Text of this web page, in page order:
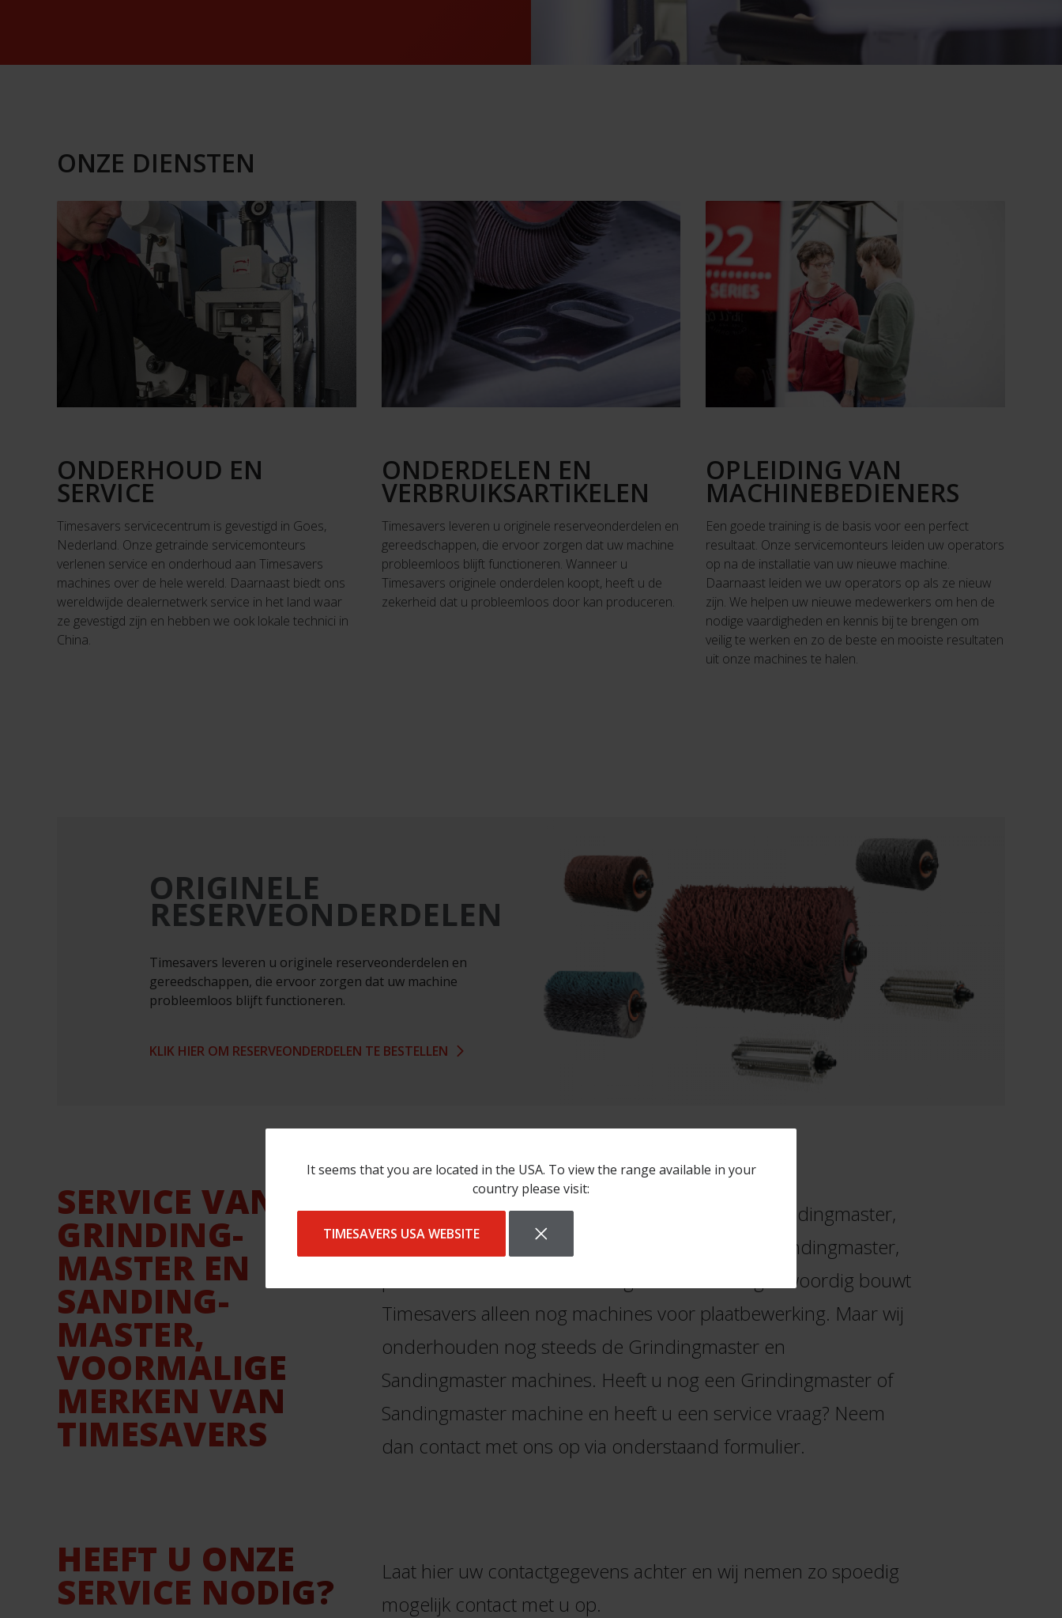
It seems that you are located in the USA. To view the range available in your
country please visit:
TIMESAVERS USA WEBSITE
ONZE DIENSTEN
ONDERHOUD EN
SERVICE
Timesavers servicecentrum is gevestigd in Goes,
Nederland. Onze getrainde servicemonteurs
verlenen service en onderhoud aan Timesavers
machines over de hele wereld. Daarnaast biedt ons
wereldwijde dealernetwerk service in het land waar
ze gevestigd zijn en hebben we ook lokale technici in
China.
ONDERDELEN EN
VERBRUIKSARTIKELEN
Timesavers leveren u originele reserveonderdelen en
gereedschappen, die ervoor zorgen dat uw machine
probleemloos blijft functioneren. Wanneer u
Timesavers originele onderdelen koopt, heeft u de
zekerheid dat u probleemloos door kan produceren.
OPLEIDING VAN
MACHINEBEDIENERS
Een goede training is de basis voor een perfect
resultaat. Onze servicemonteurs leiden uw operators
op na de installatie van uw nieuwe machine.
Daarnaast leiden we uw operators op als ze nieuw
zijn. We helpen uw nieuwe medewerkers om hen de
nodige vaardigheden en kennis bij te brengen om
veilig te werken en zo de beste en mooiste resultaten
uit onze machines te halen.
ORIGINELE
RESERVEONDERDELEN
Timesavers leveren u originele reserveonderdelen en
gereedschappen, die ervoor zorgen dat uw machine
probleemloos blijft functioneren.
KLIK HIER OM RESERVEONDERDELEN TE BESTELLEN
SERVICE VAN
GRINDING-
MASTER EN
SANDING-
MASTER,
VOORMALIGE
MERKEN VAN
TIMESAVERS
Timesavers was vroeger bekend als het merk Grindingmaster,
producent van metaalbewerkingsmachines en Sandingmaster,
producent van houtbewerkingsmachines. Tegenwoordig bouwt
Timesavers alleen nog machines voor plaatbewerking. Maar wij
onderhouden nog steeds de Grindingmaster en
Sandingmaster machines. Heeft u nog een Grindingmaster of
Sandingmaster machine en heeft u een service vraag? Neem
dan contact met ons op via onderstaand formulier.
HEEFT U ONZE
SERVICE NODIG?
Laat hier uw contactgegevens achter en wij nemen zo spoedig
mogelijk contact met u op.